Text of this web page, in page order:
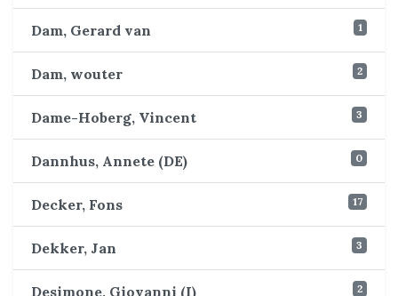
Dam, Gerard van 1
Dam, wouter 2
Dame-Hoberg, Vincent 3
Dannhus, Annete (DE) 0
Decker, Fons 17
Dekker, Jan 3
Desimone, Giovanni (I) 2